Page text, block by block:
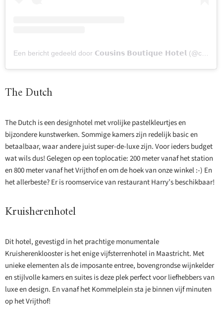
Een bericht gedeeld door 𝗖𝗼𝘂𝘀𝗶𝗻𝘀 𝗕𝗼𝘂𝘁𝗶𝗾𝘂𝗲 𝗛𝗼𝘁𝗲𝗹 (@cousinsboutiquehotel)
The Dutch
The Dutch is een designhotel met vrolijke pastelkleurtjes en
bijzondere kunstwerken. Sommige kamers zijn redelijk basic en
betaalbaar, waar andere juist super-de-luxe zijn. Voor ieders budget
wat wils dus! Gelegen op een toplocatie: 200 meter vanaf het station
en 800 meter vanaf het Vrijthof en om de hoek van onze winkel :-) En
het allerbeste? Er is roomservice van restaurant Harry’s beschikbaar!
Kruisherenhotel
Dit hotel, gevestigd in het prachtige monumentale
Kruisherenklooster is het enige vijfsterrenhotel in Maastricht. Met
unieke elementen als de imposante entree, bovengrondse wijnkelder
en stijlvolle kamers en suites is deze plek perfect voor liefhebbers van
luxe en design. En vanaf het Kommelplein sta je binnen vijf minuten
op het Vrijthof!